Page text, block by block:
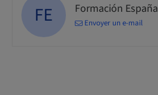
FE Formación España
Envoyer un e-mail